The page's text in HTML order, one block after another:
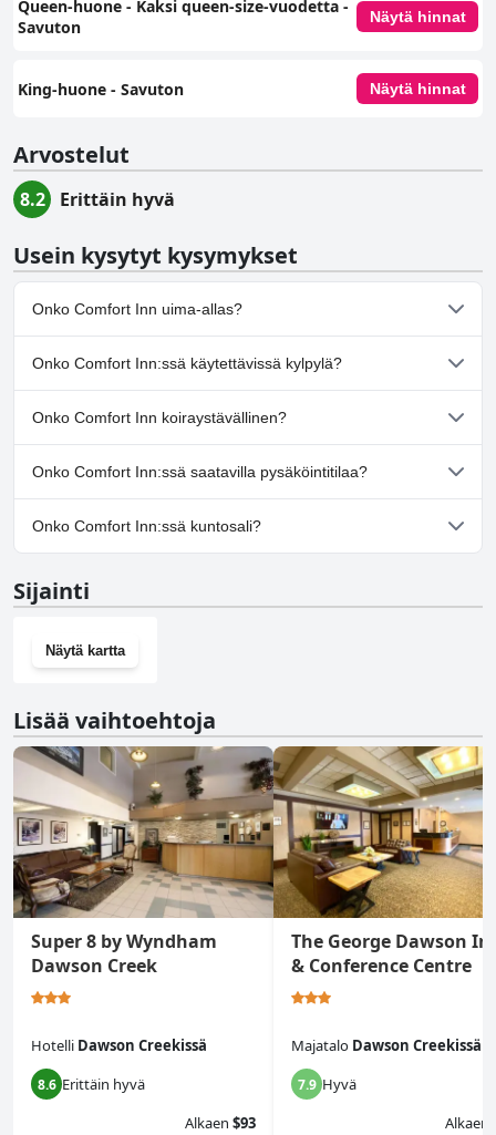
Queen-huone - Kaksi queen-size-vuodetta -
Savuton
Näytä hinnat
King-huone ‑ Savuton Näytä hinnat
Arvostelut
8.2 Erittäin hyvä
Usein kysytyt kysymykset
Onko Comfort Inn uima-allas?
Ei, Comfort Inn ei ole uima-allasta.
Onko Comfort Inn:ssä käytettävissä kylpylä?
Ei, Comfort Inn ei tarjoa kylpylää.
Onko Comfort Inn koiraystävällinen?
Kyllä, Comfort Inn toivottaa koirat tervetulleiksi.
Onko Comfort Inn:ssä saatavilla pysäköintitilaa?
Kyllä, Comfort Inn tarjoaa pysäköintimahdollisuuden.
Onko Comfort Inn:ssä kuntosali?
Sijainti
Näytä kartta
Lisää vaihtoehtoja
Super 8 by Wyndham
Dawson Creek
Hotelli Dawson Creekissä
8.6 Erittäin hyvä
Alkaen $93
The George Dawson
& Conference Centre
Majatalo Dawson Creekissä
7.9 Hyvä
Alkaen